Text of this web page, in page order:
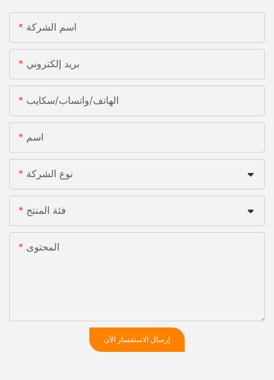
اسم الشركة
بريد إلكتروني
الهاتف/واتساب/سكايب
اسم
نوع الشركة
فئة المنتج
المحتوى
إرسال الاستفسار الآن